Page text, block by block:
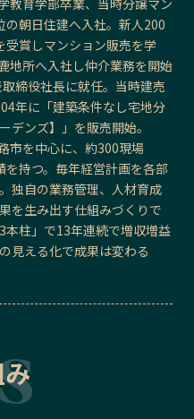
教育学部卒業、当時分譲マン
の朝日住建へ入社。新人200
受賞しマンション販売を学
地所へ入社し仲介業務を開始
締役社長に就任。当時建売
年に「建築条件なし宅地分
デンズ】」を販売開始。
市を中心に、約300現場
持つ。毎年経営計画を各部
独自の業務管理、人材育成
を生み出す仕組みづくりで
本柱」で13年連続で増収増益
見える化で成果は変わる